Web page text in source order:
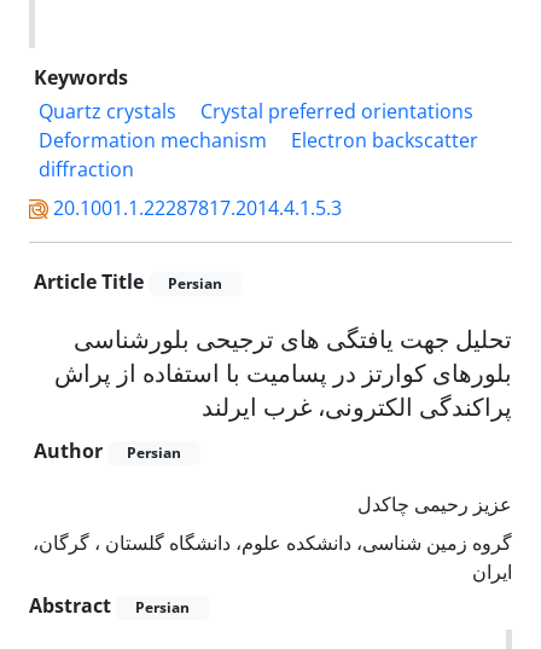
Keywords
Quartz crystals
Crystal preferred orientations
Deformation mechanism
Electron backscatter
diffraction
20.1001.1.22287817.2014.4.1.5.3
Article Title Persian
تحلیل جهت یافتگی های ترجیحی بلورشناسی
بلورهای کوارتز در پسامیت با استفاده از پراش
پراکندگی الکترونی، غرب ایرلند
Author Persian
عزیز رحیمی چاکدل
گروه زمین شناسی، دانشکده علوم، دانشگاه گلستان ، گرگان،
ایران
Abstract
Persian